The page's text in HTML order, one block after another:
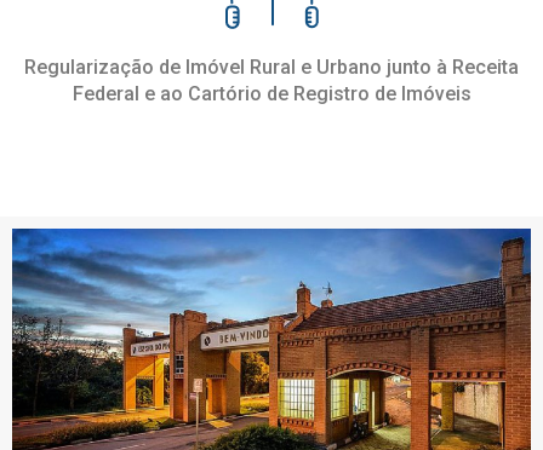
Regularização de Imóvel Rural e Urbano junto à Receita
Federal e ao Cartório de Registro de Imóveis